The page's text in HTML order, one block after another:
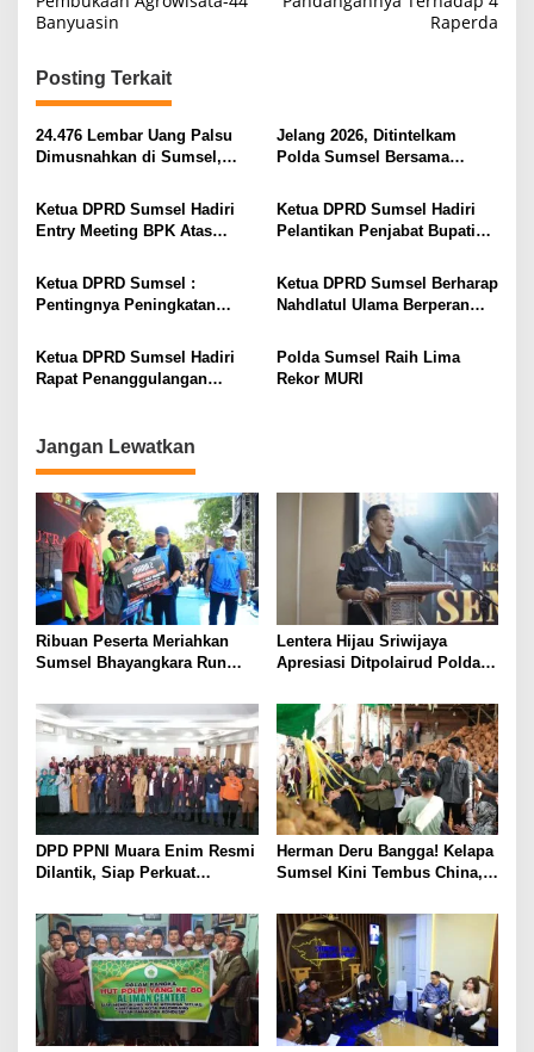
v
i
g
a
s
i
p
s
Banyuasin
Raperda
Posting Terkait
24.476 Lembar Uang Palsu
Dimusnahkan di Sumsel,
Mendominasi
Jelang 2026, Ditintelkam
Polda Sumsel Bersama
Ancaman Banjir dan Longsor
Ketua DPRD Sumsel Hadiri
Entry Meeting BPK Atas
Keuangan Tahun 2023
Ketua DPRD Sumsel Hadiri
Pelantikan Penjabat Bupati
Ketua DPRD Sumsel :
Pentingnya Peningkatan
Menghadapai Indonesi Emas
2045
Ketua DPRD Sumsel Berharap
Nahdlatul Ulama Berperan
2045
Ketua DPRD Sumsel Hadiri
Rapat Penanggulangan
Polda Sumsel Raih Lima
Rekor MURI
Jangan Lewatkan
Ribuan Peserta Meriahkan
Sumsel Bhayangkara Run
Lentera Hijau Sriwijaya
Apresiasi Ditpolairud Polda
Penyelundupan 21 Ton Solar
Ilegal
DPD PPNI Muara Enim Resmi
Dilantik, Siap Perkuat
Herman Deru Bangga! Kelapa
Sumsel Kini Tembus China,